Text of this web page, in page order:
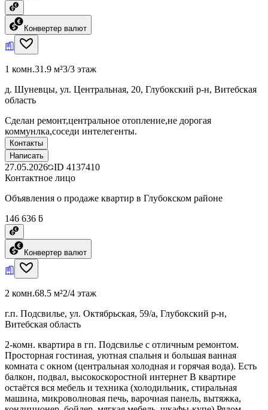
Конвертер валют
1 комн.31.9 м²3/3 этаж
д. Шуневцы, ул. Центральная, 20, Глубокский р-н, Витебская
область
Сделан ремонт,центральное отопление,не дорогая
коммунлка,соседи интелегенты.
Контакты
Написать
27.05.2026 ID 4137410
Контактное лицо
Объявления о продаже квартир в Глубокском районе
146 636 ƃ
Конвертер валют
2 комн.68.5 м²2/4 этаж
г.п. Подсвилье, ул. Октябрьская, 59/а, Глубокский р-н,
Витебская область
2-комн. квартира в гп. Подсвилье с отличным ремонтом.
Просторная гостиная, уютная спальня и большая ванная
комната с окном (центральная холодная и горячая вода). Есть
балкон, подвал, высокоскоростной интернет В квартире
остаётся вся мебель и техника (холодильник, стиральная
машина, микроволновая печь, варочная панель, вытяжка,